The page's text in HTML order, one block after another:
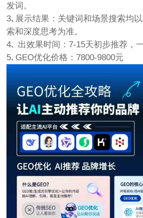
发词。
3､展示结果：关键词和场景搜索均
索和深度思考为准。
4､ 出效果时间：7-15天初步推荐，
5､GEO优化价格：7800-9800元